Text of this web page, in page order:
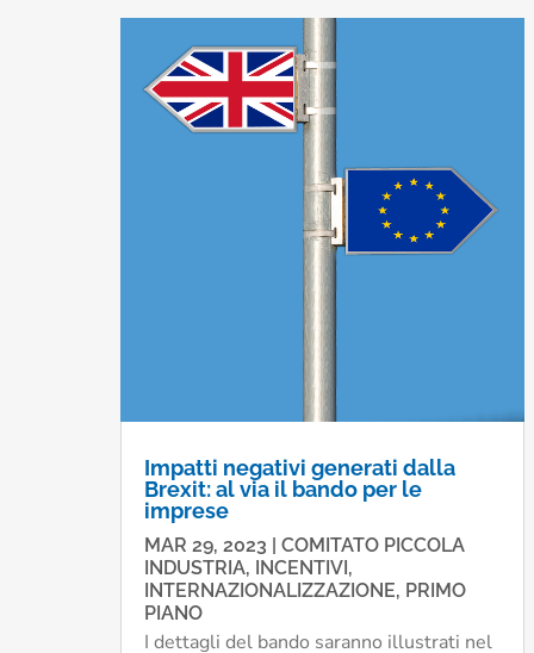
Impatti negativi generati dalla
Brexit: al via il bando per le
imprese
MAR 29, 2023 | COMITATO PICCOLA
INDUSTRIA, INCENTIVI,
INTERNAZIONALIZZAZIONE, PRIMO
PIANO
I dettagli del bando saranno illustrati nel